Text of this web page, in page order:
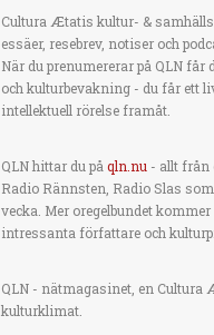
Cultura Ætatis kultur- &
essäer, resebrev, notiser och
När du prenumererar på QLN får
och kulturbevakning - du får ett
intellektuell rörelse framåt.
QLN hittar du påqln.nu - allt från
Radio Rännsten, Radio Slas
vecka. Mer oregelbundet
intressanta författare och
QLN - nätmagasinet, en
kulturklimat.